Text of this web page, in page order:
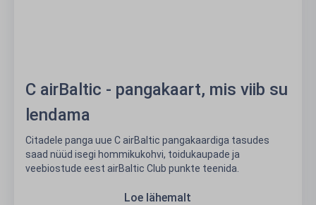
C airBaltic - pangakaart, mis viib su
lendama
Citadele panga uue C airBaltic pangakaardiga tasudes
saad nüüd isegi hommikukohvi, toidukaupade ja
veebiostude eest airBaltic Club punkte teenida.
Loe lähemalt